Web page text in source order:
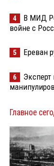
4
В МИД
войне с
5 Ереван
6
Главное